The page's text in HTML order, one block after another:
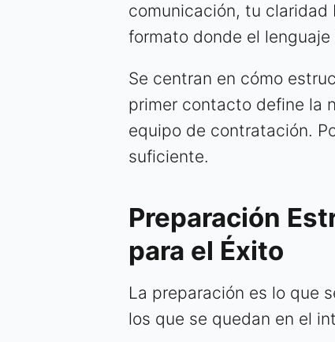
comunicación, tu
formato donde el
Se centran en cómo
primer contacto define la
equipo de contratación.
suficiente.
Preparación
para el Éxito
La preparación es lo que
los que se quedan en el